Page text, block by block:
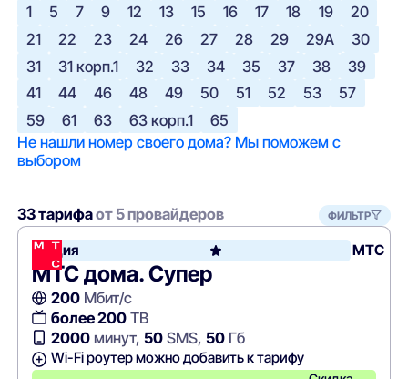
1
5 7 9 12 13 15 16 17 18 19
20
21
22 23 24 26 27 28 29 29А
30
31
31 корп.1 32 33 34 35 37 38
39
41
44 46 48 49 50 51 52 53
57
59
61 63 63 корп.1
65
Не нашли номер своего дома? Мы поможем с
выбором
33 тарифаот 5 провайдеров ФИЛЬТР
Акция МТС
МТС дома. Супер
200Мбит/с
более 200ТВ
2000минут, 50SMS, 50Гб
Wi-Fi роутер можно добавить к тарифу